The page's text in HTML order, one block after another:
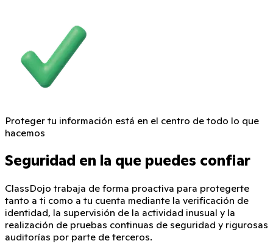
Proteger tu información está en el centro de todo lo que
hacemos
Seguridad en la que puedes confiar
ClassDojo trabaja de forma proactiva para protegerte
tanto a ti como a tu cuenta mediante la verificación de
identidad, la supervisión de la actividad inusual y la
realización de pruebas continuas de seguridad y rigurosas
auditorías por parte de terceros.